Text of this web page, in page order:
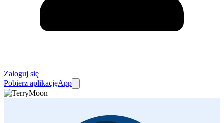
Zaloguj się
Pobierz aplikacjęApp